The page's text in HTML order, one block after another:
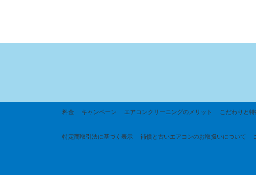
料金 キャンペーン エアコンクリーニングのメリット こだわりと
特定商取引法に基づく 表示 補償と古いエアコンのお取扱いについて